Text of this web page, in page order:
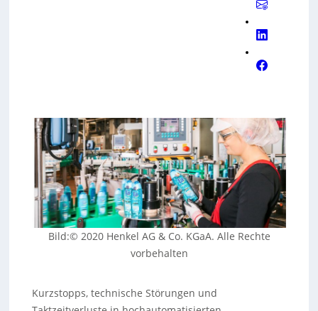
Bild:© 2020 Henkel AG & Co. KGaA. Alle Rechte
vorbehalten
Kurzstopps, technische Störungen und